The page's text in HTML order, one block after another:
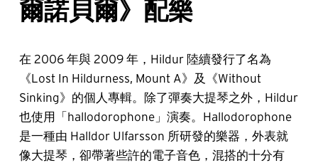
爾諾貝爾》配樂
在 2006 年與 2009 年，Hildur 陸續發行了名為
《Lost In Hildurness, Mount A》及《Without
Sinking》的個人專輯。除了彈奏大提琴之外，Hildur
也使用「hallodorophone」演奏。Hallodorophone
是一種由 Halldor Ulfarsson 所研發的樂器，外表就
像大提琴，卻帶著些許的電子音色，混搭的十分有